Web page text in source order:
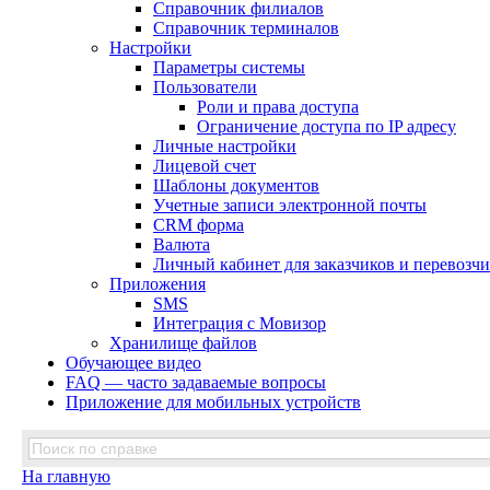
Справочник филиалов
Справочник терминалов
Настройки
Параметры системы
Пользователи
Роли и права доступа
Ограничение доступа по IP адресу
Личные настройки
Лицевой счет
Шаблоны документов
Учетные записи электронной почты
CRM форма
Валюта
Личный кабинет для заказчиков и
Приложения
SMS
Интеграция с Мовизор
Хранилище файлов
Обучающее видео
FAQ — часто задаваемые вопросы
Приложение для мобильных устройств
На главную